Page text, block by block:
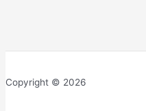
Copyright © 2026